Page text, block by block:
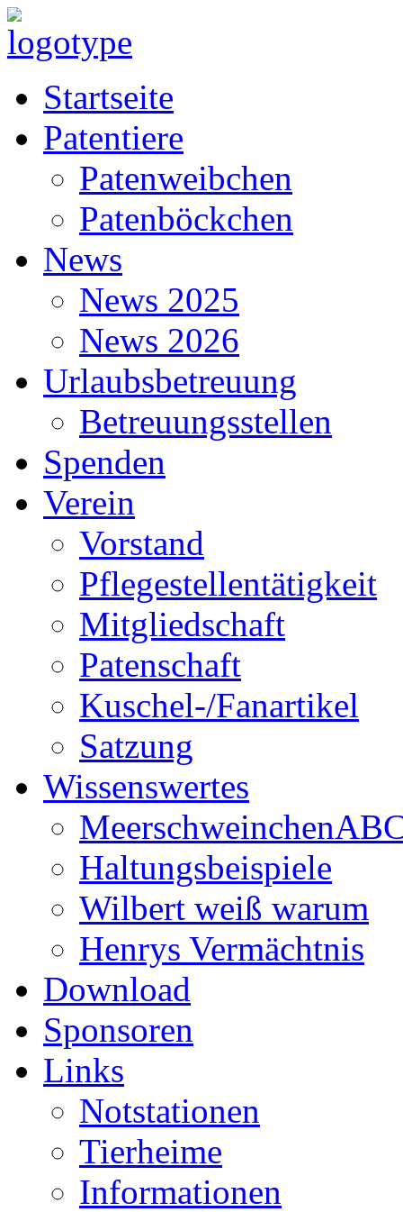
Startseite
Patentiere
Patenweibchen
Patenböckchen
News
News 2025
News 2026
Urlaubsbetreuung
Betreuungsstellen
Spenden
Verein
Vorstand
Pflegestellentätigkeit
Mitgliedschaft
Patenschaft
Kuschel-/Fanartikel
Satzung
Wissenswertes
Haltungsbeispiele
Wilbert weiß warum
Henrys Vermächtnis
Download
Sponsoren
Links
Notstationen
Tierheime
Informationen